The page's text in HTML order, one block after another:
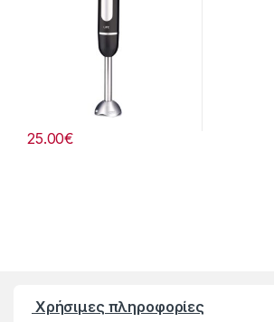
25.00€
Χρήσιμες πληροφορίες